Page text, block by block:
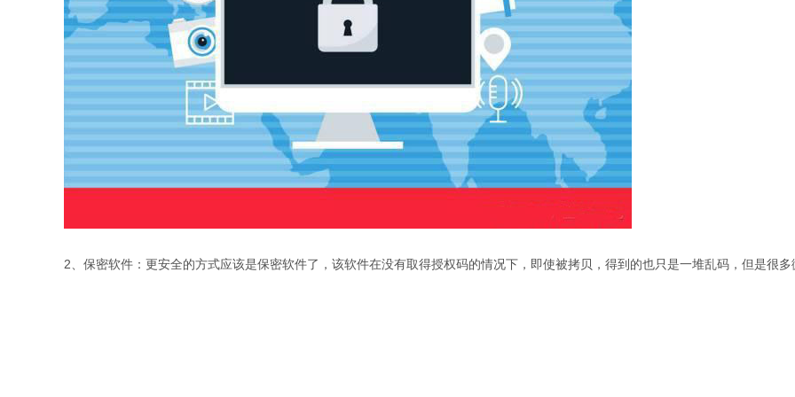
2、保密软件：更安全的方式应该是保密软件了，该软件在没有取得授权码的情况下，即使被拷贝，得到的也只是一堆乱码，但是很多